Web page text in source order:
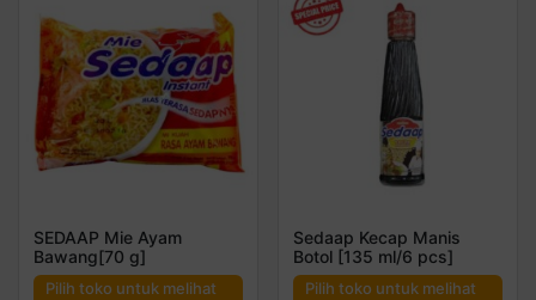
SEDAAP Mie Ayam
Bawang[70 g]
Pilih toko untuk melihat
Sedaap Kecap Manis
Botol [135 ml/6 pcs]
Pilih toko untuk melihat